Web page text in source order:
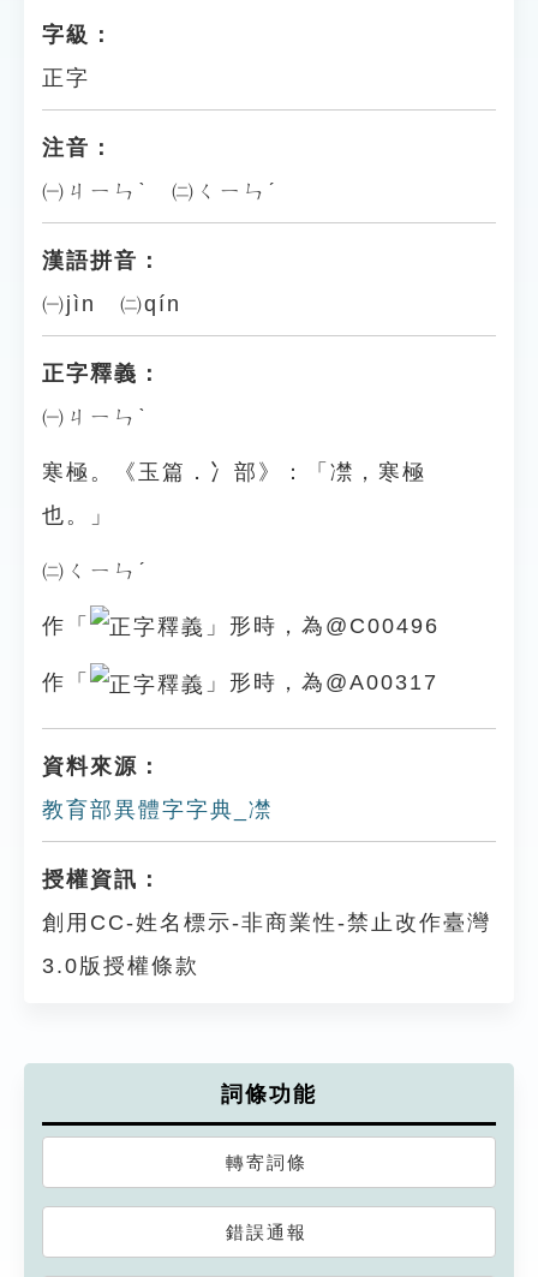
字級：
正字
注音：
㈠ㄐㄧㄣˋ ㈡ㄑㄧㄣˊ
漢語拼音：
㈠jìn ㈡qín
正字釋義：
㈠ㄐㄧㄣˋ
寒極。《玉篇．冫部》：「凚，寒極
也。」
㈡ㄑㄧㄣˊ
作「 」形時，為@C00496
作「 」形時，為@A00317
資料來源：
教育部異體字字典_凚
授權資訊：
創用CC-姓名標示-非商業性-禁止改作臺灣
3.0版授權條款
詞條功能
轉寄詞條
錯誤通報